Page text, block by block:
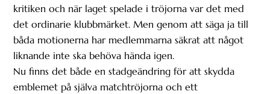
kritiken och när laget spelade i tröjorna var det med
det ordinarie klubbmärket. Men genom att säga ja till
båda motionerna har medlemmarna säkrat att något
liknande inte ska behöva hända igen.
Nu finns det både en stadgeändring för att skydda
emblemet på själva matchtröjorna och ett